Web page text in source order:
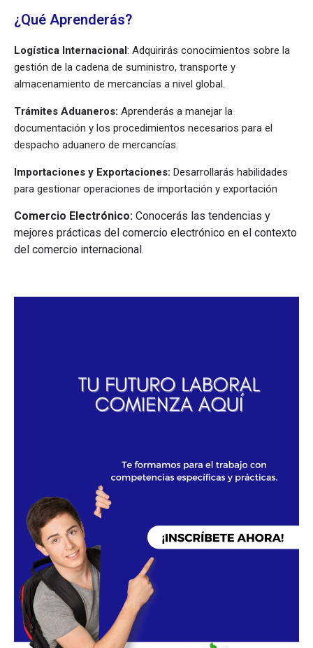
¿Qué Aprenderás?
Logística Internacional: Adquirirás conocimientos sobre la
gestión de la cadena de suministro, transporte y
almacenamiento de mercancías a nivel global.
Trámites Aduaneros: Aprenderás a manejar la
documentación y los procedimientos necesarios para el
despacho aduanero de mercancías.
Importaciones y Exportaciones: Desarrollarás habilidades
para gestionar operaciones de importación y exportación
Comercio Electrónico: Conocerás las tendencias y
mejores prácticas del comercio electrónico en el contexto
del comercio internacional.